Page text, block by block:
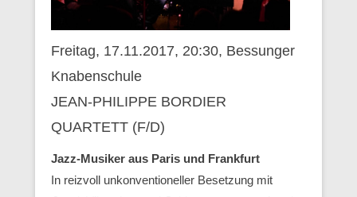
Freitag, 17.11.2017, 20:30, Bessunger
Knabenschule
JEAN-PHILIPPE BORDIER
QUARTETT (F/D)
Jazz-Musiker aus Paris und Frankfurt
In reizvoll unkonventioneller Besetzung mit